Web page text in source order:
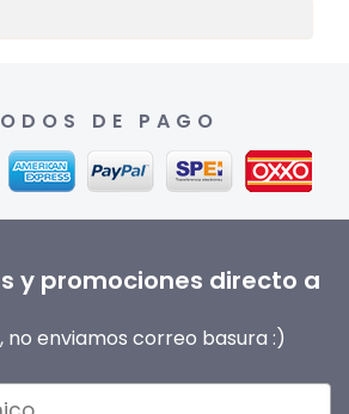
DE PAGO
y promociones directo a
no enviamos correo basura :)